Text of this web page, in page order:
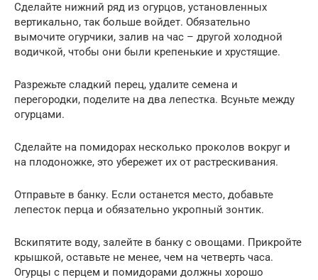
Сделайте нижний ряд из огурцов, установленных
вертикально, так больше войдет. Обязательно
вымочите огурчики, залив на час – другой холодной
водичкой, чтобы они были крепенькие и хрустящие.
Разрежьте сладкий перец, удалите семена и
перегородки, поделите на два лепестка. Всуньте между
огурцами.
Сделайте на помидорах несколько проколов вокруг и
на плодоножке, это убережет их от растрескивания.
Отправьте в банку. Если останется место, добавьте
лепесток перца и обязательно укропный зонтик.
Вскипятите воду, залейте в банку с овощами. Прикройте
крышкой, оставьте не менее, чем на четверть часа.
Огурцы с перцем и помидорами должны хорошо